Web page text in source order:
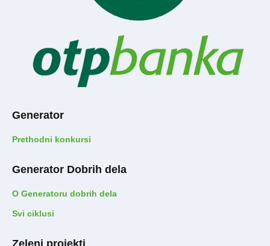
Generator
Prethodni konkursi
Generator Dobrih dela
O Generatoru dobrih dela
Svi ciklusi
Zeleni projekti